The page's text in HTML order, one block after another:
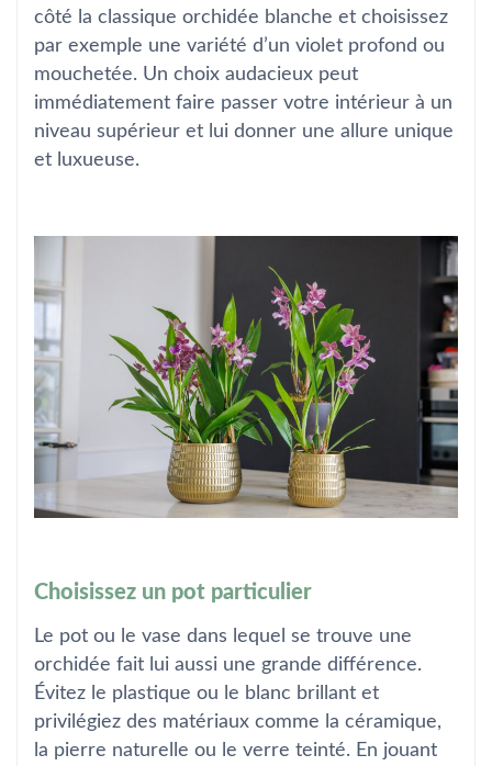
côté la classique orchidée blanche et choisissez
par exemple une variété d’un violet profond ou
mouchetée. Un choix audacieux peut
immédiatement faire passer votre intérieur à un
niveau supérieur et lui donner une allure unique
et luxueuse.
Choisissez un pot particulier
Le pot ou le vase dans lequel se trouve une
orchidée fait lui aussi une grande différence.
Évitez le plastique ou le blanc brillant et
privilégiez des matériaux comme la céramique,
la pierre naturelle ou le verre teinté. En jouant